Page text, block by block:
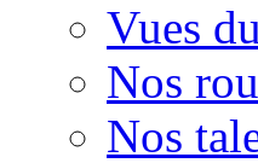
Vues
Nos
Nos